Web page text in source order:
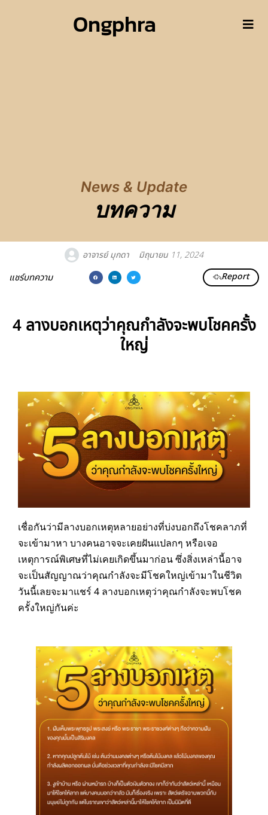
Ongphra
News & Update
บทความ
อาจารย์ มุกดา มิถุนายน 11, 2024
แชร์บทความ Report
4 ลางบอกเหตุว่าคุณกำลังจะพบโชคครั้ง
ใหญ่
เชื่อกันว่ามีลางบอกเหตุหลายอย่างที่บ่งบอกถึงโชคลาภที่
จะเข้ามาหา บางคนอาจจะเคยฝันแปลกๆ หรือเจอ
เหตุการณ์พิเศษที่ไม่เคยเกิดขึ้นมาก่อน ซึ่งสิ่งเหล่านี้อาจ
จะเป็นสัญญาณว่าคุณกำลังจะมีโชคใหญ่เข้ามาในชีวิต
วันนี้เลยจะมาแชร์ 4 ลางบอกเหตุว่าคุณกำลังจะพบโชค
ครั้งใหญ่กันค่ะ